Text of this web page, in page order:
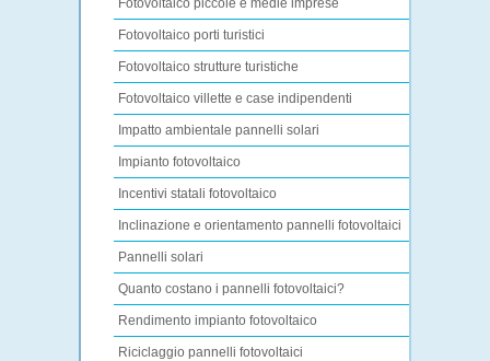
Fotovoltaico piccole e medie imprese
Fotovoltaico porti turistici
Fotovoltaico strutture turistiche
Fotovoltaico villette e case indipendenti
Impatto ambientale pannelli solari
Impianto fotovoltaico
Incentivi statali fotovoltaico
Inclinazione e orientamento pannelli fotovoltaici
Pannelli solari
Quanto costano i pannelli fotovoltaici?
Rendimento impianto fotovoltaico
Riciclaggio pannelli fotovoltaici